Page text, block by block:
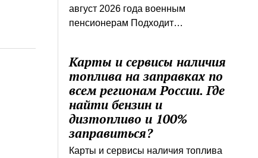
август 2026 года военным
пенсионерам Подходит…
Карты и сервисы наличия
топлива на заправках по
всем регионам России. Где
найти бензин и
дизтопливо и 100%
заправиться?
Карты и сервисы наличия топлива